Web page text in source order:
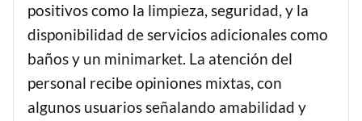
positivos como la limpieza, seguridad, y la
disponibilidad de servicios adicionales como
baños y un minimarket. La atención del
personal recibe opiniones mixtas, con
algunos usuarios señalando amabilidad y